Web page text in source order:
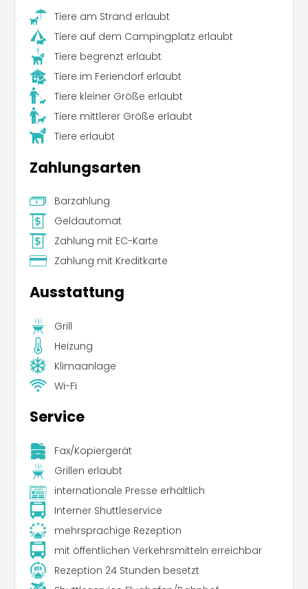
Tiere am Strand erlaubt
Tiere auf dem Campingplatz erlaubt
Tiere begrenzt erlaubt
Tiere im Feriendorf erlaubt
Tiere kleiner Größe erlaubt
Tiere mittlerer Größe erlaubt
Tiere erlaubt
Zahlungsarten
Barzahlung
Geldautomat
Zahlung mit EC-Karte
Zahlung mit Kreditkarte
Ausstattung
Grill
Heizung
Klimaanlage
Wi-Fi
Service
Fax/Kopiergerät
Grillen erlaubt
internationale Presse erhältlich
Interner Shuttleservice
mehrsprachige Rezeption
mit öffentlichen Verkehrsmitteln erreichbar
Rezeption 24 Stunden besetzt
Leaflet